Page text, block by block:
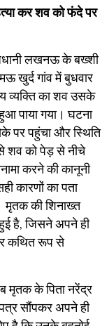
कर शव को फंदे पर
लखनऊ के बख्शी
खुर्द गांव में बुधवार
व्यक्ति का शव उसके
पाया गया। घटना
पर पहुंचा और स्थिति
शव को पेड़ से नीचे
करने की कानूनी
कारणों का पता
मृतक की शिनाख्त
है, जिसने अपने ही
कथित रूप से
मृतक के पिता नरेंद्र
सौंपकर अपने ही